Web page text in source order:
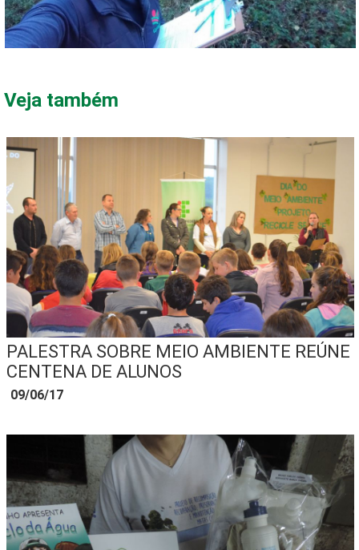
Veja também
PALESTRA SOBRE MEIO AMBIENTE REÚNE
CENTENA DE ALUNOS
09/06/17